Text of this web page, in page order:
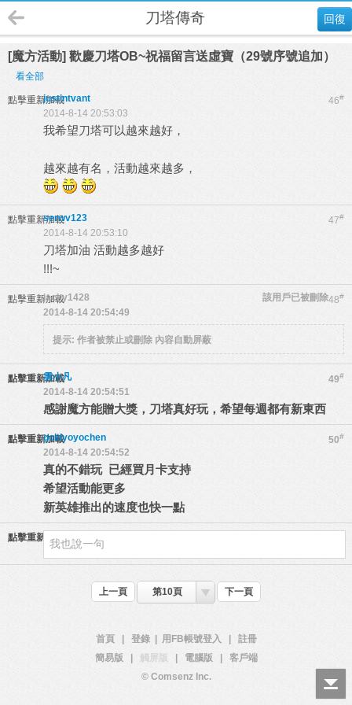
回復
刀塔傳奇
[魔方活動] 歡慶刀塔OB~祝福留言送虛寶（29號序號追加）
看全部
點擊重新加載 46#
justintvant
2014-8-14 20:53:03
我希望刀塔可以越來越好，
越來越有名，活動越來越多，
點擊重新加載 47#
serwv123
2014-8-14 20:53:10
刀塔加油 活動越多越好
!!!~
點擊重新加載 48#
jacky1428
該用戶已被刪除
2014-8-14 20:54:49
提示: 作者被禁止或刪除 內容自動屏蔽
點擊重新加載 49#
雲小凡
2014-8-14 20:54:51
感謝魔方能贈大獎，刀塔真好玩，希望每週都有新東西
點擊重新加載 50#
goldyoyochen
2014-8-14 20:54:52
真的不錯玩 已經買月卡支持
希望活動能更多
新英雄推出的速度也快一點
點擊重新加載
上一頁 第10頁 下一頁
首頁 登錄 用FB帳號登入
註冊
簡易版
觸屏版 電腦版
客戶端
© Comsenz Inc.